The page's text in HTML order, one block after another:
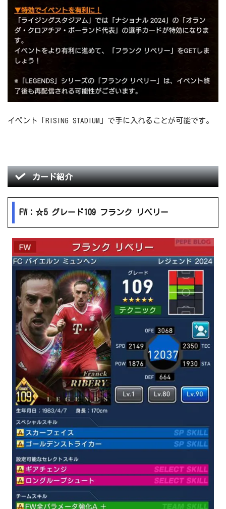
イベント「RISING STADIUM」で手に入れることが可能です。
カード紹介
FW：☆5 グレード109 フランク リベリー